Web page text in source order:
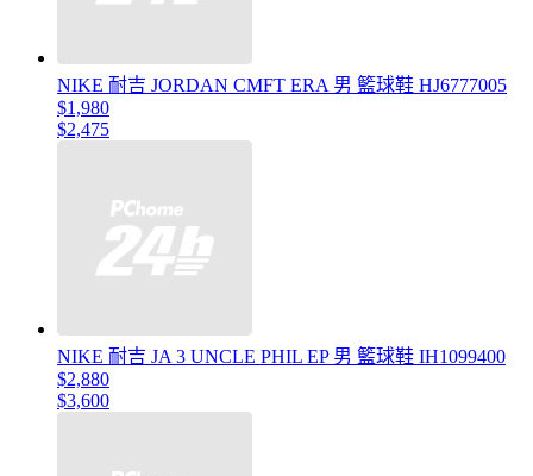
NIKE 耐吉 JORDAN CMFT ERA 男 籃球鞋 HJ6777005
$1,980
$2,475
NIKE 耐吉 JA 3 UNCLE PHIL EP 男 籃球鞋 IH1099400
$2,880
$3,600